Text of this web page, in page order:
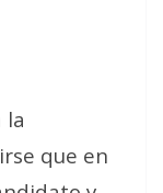
la
que en